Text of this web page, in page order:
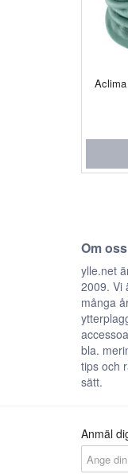
Om oss
ylle.net
2009. Vi
många
bla.
tips och
sätt.
Anmäl